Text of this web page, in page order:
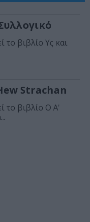
το βιβλίο Υς και
Strachan
το βιβλίο Ο Α'